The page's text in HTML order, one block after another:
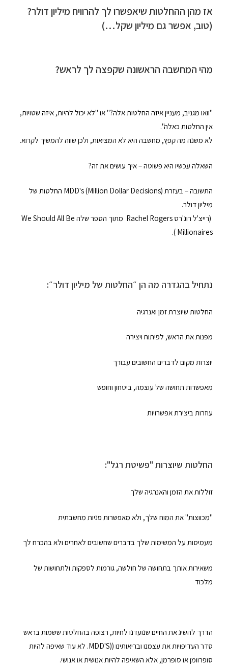
אז מהן ההחלטות שיאפשרו לך להרוויח מיליון דולר?
(טוב, אפשר גם מיליון שקל…)
מהי המחשבה הראשונה שקפצה לך לראש?
"וואו מגניב, מעניין איזה החלטות אלה?" או "לא יכול להיות, איזה שטויות,
אין החלטות כאלה".
לא משנה מה קפץ, מחשבה היא לא המציאות, ולכן שווה להמשיך לקרוא.
השאלה עכשיו היא פשוטה – איך עושים את זה?
התשובה – בעזרת MDD's (Million Dollar Decisions) החלטות של
מיליון דולר.
(רייצ'ל רוג'רס Rachel Rogers מתוך הספר שלה We Should All Be
Millionaires ).
נתחיל בהגדרה מה הן ״החלטות של מיליון דולר״:
החלטות שיוצרת זמן ואנרגיה
מפנות את הראש, לפיתוח ויצירה
יוצרות מקום לדברים החשובים עבורך
מאפשרות תחושה של עוצמה, ביטחון וחופש
עוזרות ביצירת אפשרויות
החלטות שיוצרות "פשיטת רגל":
זוללות את הזמן והאנרגיה שלך
"מכווצות" את המוח שלך, ולא מאפשרות פניות מחשבתית
מעמיסות על המשימות שלך בדברים שחשובים לאחרים ולא בהכרח לך
משאירות אותך בתחושה של חולשה, גורמות לספקות ולתחושות של
מלכוד
הדרך להשיג את החיים שנועדנו לחיות, רצופה בהחלטות ששמות בראש
סדר העדיפויות את עצמנו ובריאותינו ((MDD'S. לא עוד שאיפה להיות
סופרוומן או סופרמן, אלא השאיפה להיות אנושית או אנושי.